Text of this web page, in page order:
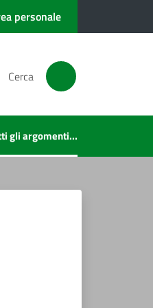
personale
Cerca
gli argomenti...
selezionato